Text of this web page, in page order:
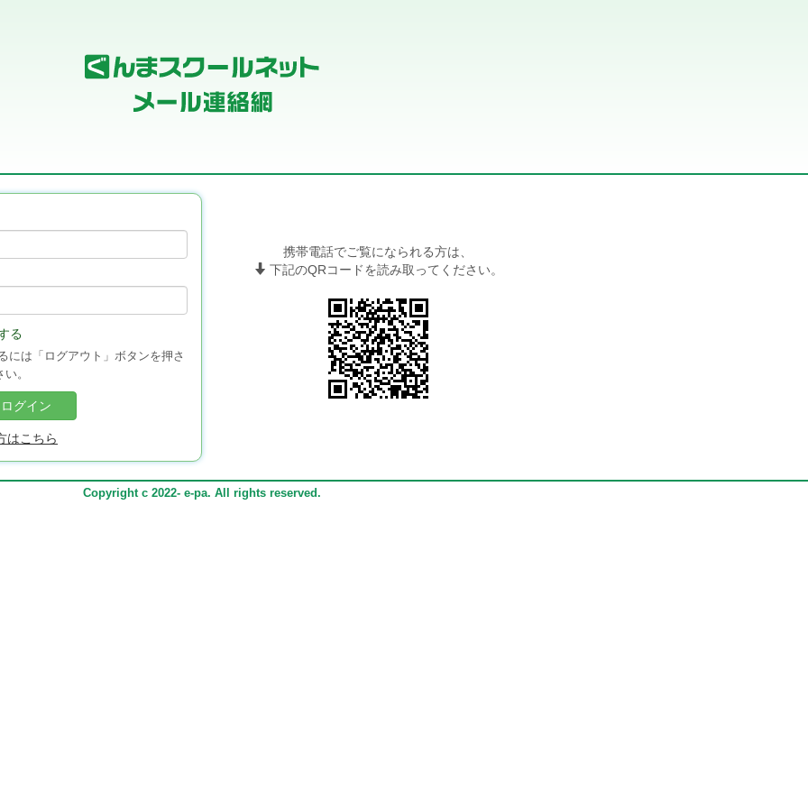
る
には「ログアウト」ボタンを押さ
。
ログイン
はこちら
携帯電話でご覧になられる方は、
下記のQRコードを読み取ってください。
Copyright c 2022- e-pa. All rights reserved.